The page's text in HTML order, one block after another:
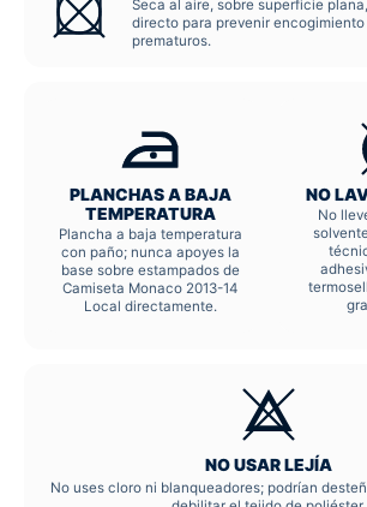
Seca al aire, sobre superficie
directo para prevenir encogimiento
prematuros.
PLANCHAS A BAJA
TEMPERATURA
Plancha a baja temperatura
con paño; nunca apoyes la
base sobre estampados de
Camiseta Monaco 2013-14
Local directamente.
NO
No
NO USAR LEJÍA
No uses cloro ni blanqueadores; podrían